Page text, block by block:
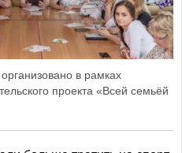
в рамках
проекта «Всей семьёй